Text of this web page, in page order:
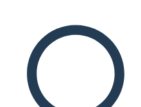
раскадровку
СЛАЙД-ШОУ
МНЕ